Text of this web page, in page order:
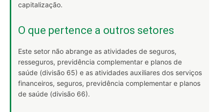
capitalização.
O que pertence a outros setores
Este setor não abrange as atividades de seguros,
resseguros, previdência complementar e planos de
saúde (divisão 65) e as atividades auxiliares dos serviços
financeiros, seguros, previdência complementar e planos
de saúde (divisão 66).